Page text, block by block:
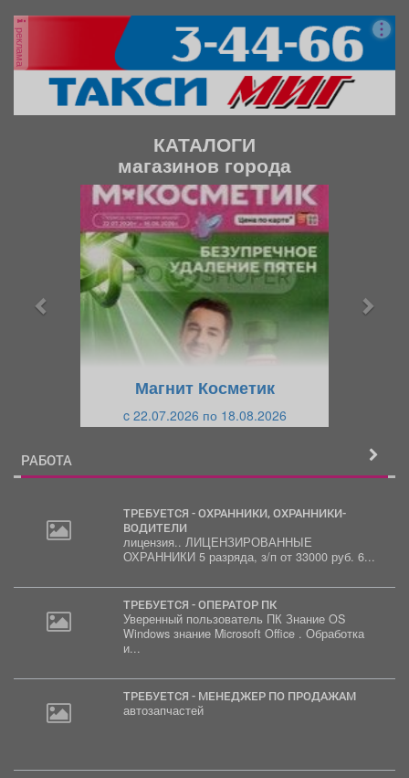
реклама
КАТАЛОГИ
магазинов города
Магнит Косметик
c 22.07.2026 по 18.08.2026
РАБОТА
ТРЕБУЕТСЯ - ОХРАННИКИ, ОХРАННИКИ-
ВОДИТЕЛИ
лицензия.. ЛИЦЕНЗИРОВАННЫЕ
ОХРАННИКИ 5 разряда, з/п от 33000 руб. 6...
ТРЕБУЕТСЯ - ОПЕРАТОР ПК
Уверенный пользователь ПК Знание OS
Windows знание Microsoft Office . Обработка
и...
ТРЕБУЕТСЯ - МЕНЕДЖЕР ПО ПРОДАЖАМ
автозапчастей